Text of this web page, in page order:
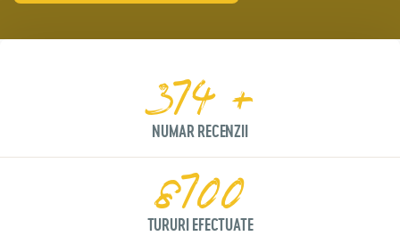
374 +
NUMAR RECENZII
8700
TURURI EFECTUATE